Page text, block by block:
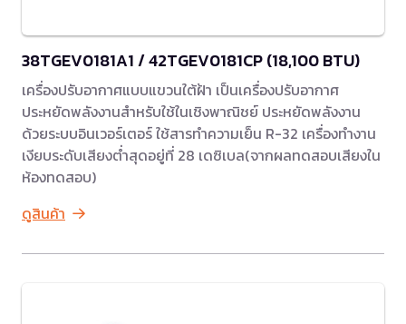
38TGEV0181A1 / 42TGEV0181CP (18,100 BTU)
เครื่องปรับอากาศแบบแขวนใต้ฝ้า เป็นเครื่องปรับอากาศ
ประหยัดพลังงานสำหรับใช้ในเชิงพาณิชย์ ประหยัดพลังงาน
ด้วยระบบอินเวอร์เตอร์ ใช้สารทำความเย็น R-32 เครื่องทำงาน
เงียบระดับเสียงต่ำสุดอยู่ที่ 28 เดซิเบล(จากผลทดสอบเสียงใน
ห้องทดสอบ)
ดูสินค้า